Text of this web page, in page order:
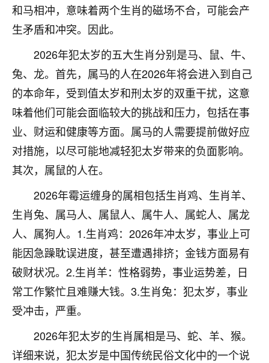
和马相冲，意味着两个生肖的磁场不合，可能会产
生矛盾和冲突。因此。
2026年犯太岁的五大生肖分别是马、鼠、牛、
兔、龙。首先，属马的人在2026年将会进入到自己
的本命年，受到值太岁和刑太岁的双重干扰，这意
味着他们可能会面临较大的挑战和压力，包括在事
业、财运和健康等方面。属马的人需要提前做好应
对措施，以尽可能地减轻犯太岁带来的负面影响。
其次，属鼠的人在。
2026年霉运缠身的属相包括生肖鸡、生肖羊、
生肖兔、属马人、属鼠人、属牛人、属蛇人、属龙
人、属狗人。1.生肖鸡：2026年冲太岁，事业上可
能因急躁耽误进度，甚至遭遇排挤；金钱方面易有
破财状况。2.生肖羊：性格弱势，事业运势差，日
常工作繁忙且难赚大钱。3.生肖兔：犯太岁，事业
受冲击，严重。
2026年犯太岁的生肖属相是马、蛇、羊、猴。
详细来说，犯太岁是中国传统民俗文化中的一个说
1天前 来自四川 9
我也想找老师看看，有没有人给个联系方式的啊？
鹿森 ：慧来老师微信：gjsy0624
1天前 来自江西 12
青春168
我也想要，我也想要！
2天前 来自山西
Jessica李
老师做不做超度法事？我想给我奶奶做超度，她今年
刚去世了。
七零老顽童：我母亲前年离世，刚开始我经常
做梦梦见她，后来也是朋友介绍，找到慧来老
师，安排了超度法事，做梦再也没有梦到过
了，一开始是半信半疑的，图个心安，给亡母
超度，现在看来，人不信也不行。
2天前 来自云南 11